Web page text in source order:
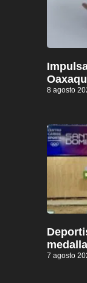
8 agosto
7 agosto